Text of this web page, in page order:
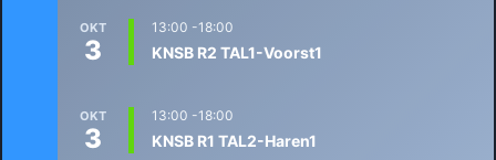
OKT
3
13:00 -18:00
KNSB R2 TAL1-Voorst1
OKT
3
13:00 -18:00
KNSB R1 TAL2-Haren1